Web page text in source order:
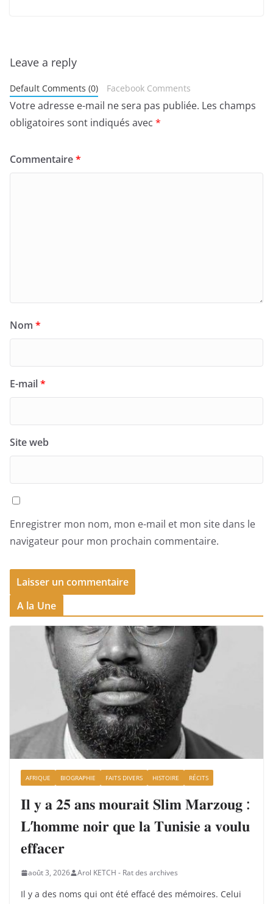
Leave a reply
Default Comments (0) Facebook Comments
Votre adresse e-mail ne sera pas publiée. Les champs
obligatoires sont indiqués avec *
Commentaire*
Nom *
E-mail*
Site web
Enregistrer mon nom, mon e-mail et mon site dans le
navigateur pour mon prochain commentaire.
A la Une
AFRIQUE BIOGRAPHIE FAITS DIVERS HISTOIRE RÉCITS
𝐈𝐥 𝐲 𝐚 𝟐𝟓 𝐚𝐧𝐬 𝐦𝐨𝐮𝐫𝐚𝐢𝐭 𝐒𝐥𝐢𝐦 𝐌𝐚𝐫𝐳𝐨𝐮𝐠 :
𝐋’𝐡𝐨𝐦𝐦𝐞 𝐧𝐨𝐢𝐫 𝐪𝐮𝐞 𝐥𝐚 𝐓𝐮𝐧𝐢𝐬𝐢𝐞 𝐚 𝐯𝐨𝐮𝐥𝐮
𝐞𝐟𝐟𝐚𝐜𝐞𝐫
août 3, 2026 Arol KETCH - Rat des archives
Il y a des noms qui ont été effacé des mémoires. Celui